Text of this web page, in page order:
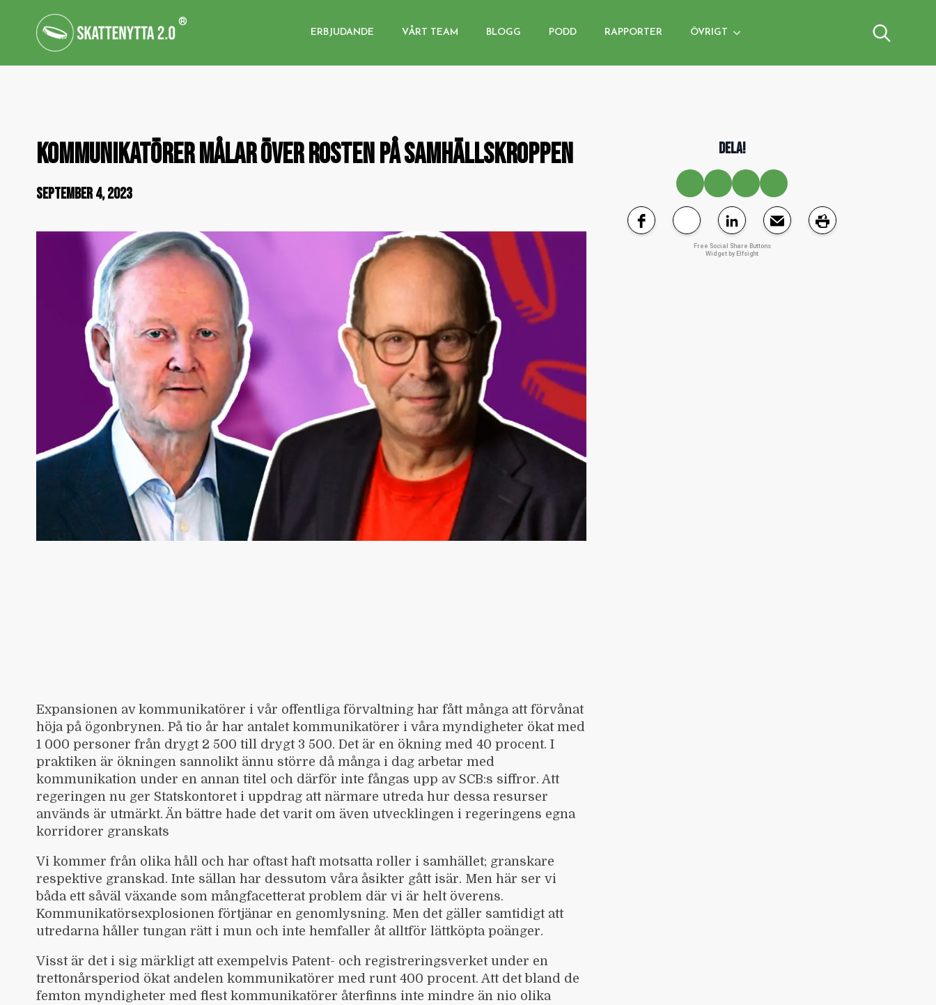
®
ERBJUDANDE VÅRT TEAM BLOGG PODD RAPPORTER ÖVRIGT
KOMMUNIKATÖRER MÅLAR ÖVER ROSTEN PÅ SAMHÄLLSKROPPEN
SEPTEMBER 4, 2023
Expansionen av kommunikatörer i vår offentliga förvaltning har fått många att förvånat
höja på ögonbrynen. På tio år har antalet kommunikatörer i våra myndigheter ökat med
1 000 personer från drygt 2 500 till drygt 3 500. Det är en ökning med 40 procent. I
praktiken är ökningen sannolikt ännu större då många i dag arbetar med
kommunikation under en annan titel och därför inte fångas upp av SCB:s siffror. Att
regeringen nu ger Statskontoret i uppdrag att närmare utreda hur dessa resurser
används är utmärkt. Än bättre hade det varit om även utvecklingen i regeringens egna
korridorer granskats
Vi kommer från olika håll och har oftast haft motsatta roller i samhället; granskare
respektive granskad. Inte sällan har dessutom våra åsikter gått isär. Men här ser vi
båda ett såväl växande som mångfacetterat problem där vi är helt överens.
Kommunikatörsexplosionen förtjänar en genomlysning. Men det gäller samtidigt att
utredarna håller tungan rätt i mun och inte hemfaller åt alltför lättköpta poänger.
Visst är det i sig märkligt att exempelvis Patent- och registreringsverket under en
trettonårsperiod ökat andelen kommunikatörer med runt 400 procent. Att det bland de
femton myndigheter med flest kommunikatörer återfinns inte mindre än nio olika
DELA!
Free Social Share Buttons
Widget by Elfsight